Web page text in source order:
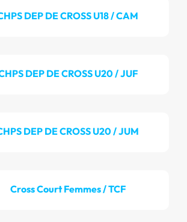
DEP DE CROSS U18 / CAM
DEP DE CROSS U20 / JUF
DEP DE CROSS U20 / JUM
Cross Court Femmes / TCF